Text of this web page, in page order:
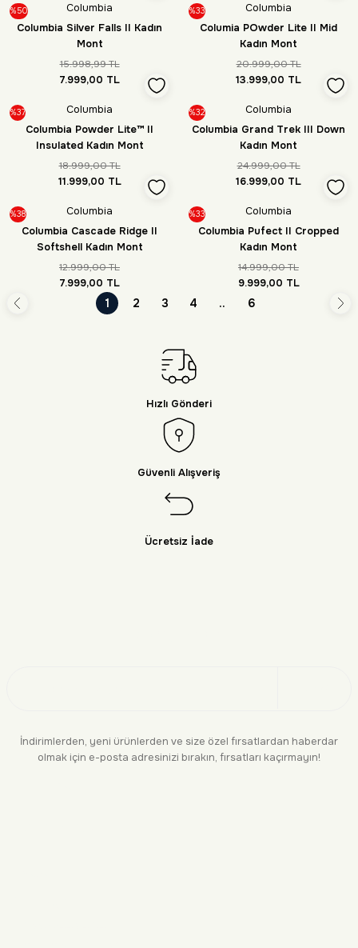
%50
Columbia
Columbia Silver Falls II Kadın
Mont
15.998,99 TL
7.999,00 TL
%33
Columbia
Columia POwder Lite II Mid
Kadın Mont
20.999,00 TL
13.999,00 TL
%37
Columbia
Columbia Powder Lite™ II
Insulated Kadın Mont
18.999,00 TL
11.999,00 TL
%32
Columbia
Columbia Grand Trek III Down
Kadın Mont
24.999,00 TL
16.999,00 TL
%38
Columbia
Columbia Cascade Ridge II
Softshell Kadın Mont
12.999,00 TL
7.999,00 TL
%33
Columbia
Columbia Pufect II Cropped
Kadın Mont
14.999,00 TL
9.999,00 TL
1 2 3 4 .. 6
Hızlı Gönderi
Güvenli Alışveriş
Ücretsiz İade
İndirimlerden, yeni ürünlerden ve size özel fırsatlardan haberdar
olmak için e-posta adresinizi bırakın, fırsatları kaçırmayın!